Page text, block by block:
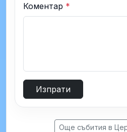
Коментар *
Изпрати
Още събития в